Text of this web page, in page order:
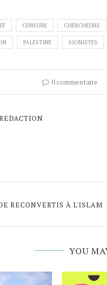
CENSURE CHERCHEURS
PALESTINE SIONISTES
0 commentaire
RECONVERTIS À L'ISLAM
YOU